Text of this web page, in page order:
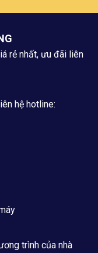
rẻ nhất, ưu đãi liên
hệ hotline:
trình của nhà